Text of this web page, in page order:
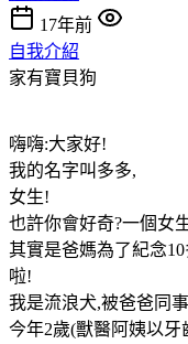
17年前
自我介紹
家有寶貝狗
嗨嗨:大家好!
我的名字叫多多,
女生!
也許你會好奇?一個女
其實是爸媽為了紀念
啦!
我是流浪犬,被爸爸同
今年2歲(獸醫阿姨以牙